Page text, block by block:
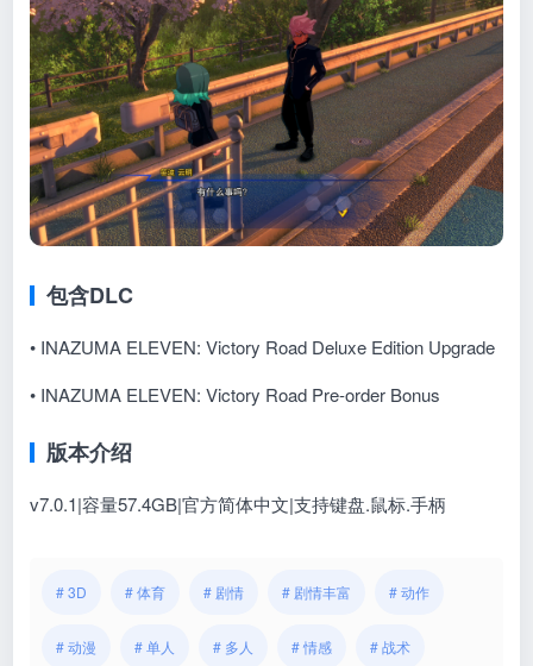
包含DLC
• INAZUMA ELEVEN: Victory Road Deluxe Edition Upgrade
• INAZUMA ELEVEN: Victory Road Pre-order Bonus
版本介绍
v7.0.1|容量57.4GB|官方简体中文|支持键盘.鼠标.手柄
# 3D # 体育 # 剧情 # 剧情丰富 # 动作
# 动漫 # 单人 # 多人 # 情感 # 战术